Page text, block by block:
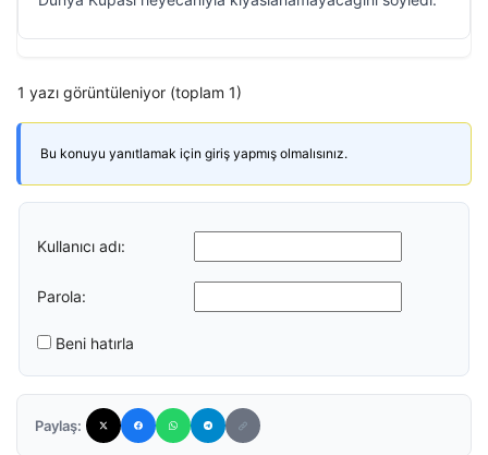
1 yazı görüntüleniyor (toplam 1)
Bu konuyu yanıtlamak için giriş yapmış olmalısınız.
Kullanıcı adı:
Parola:
Beni hatırla
Paylaş: